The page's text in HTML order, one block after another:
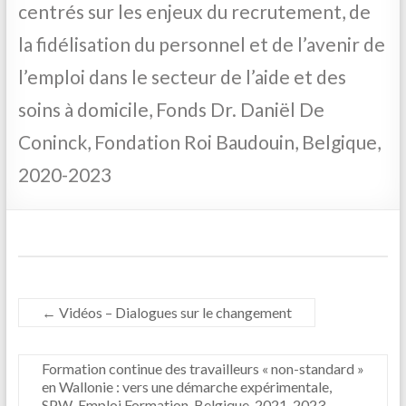
centrés sur les enjeux du recrutement, de
la fidélisation du personnel et de l’avenir de
l’emploi dans le secteur de l’aide et des
soins à domicile, Fonds Dr. Daniël De
Coninck, Fondation Roi Baudouin, Belgique,
2020-2023
← Vidéos – Dialogues sur le changement
Formation continue des travailleurs « non-standard »
en Wallonie : vers une démarche expérimentale,